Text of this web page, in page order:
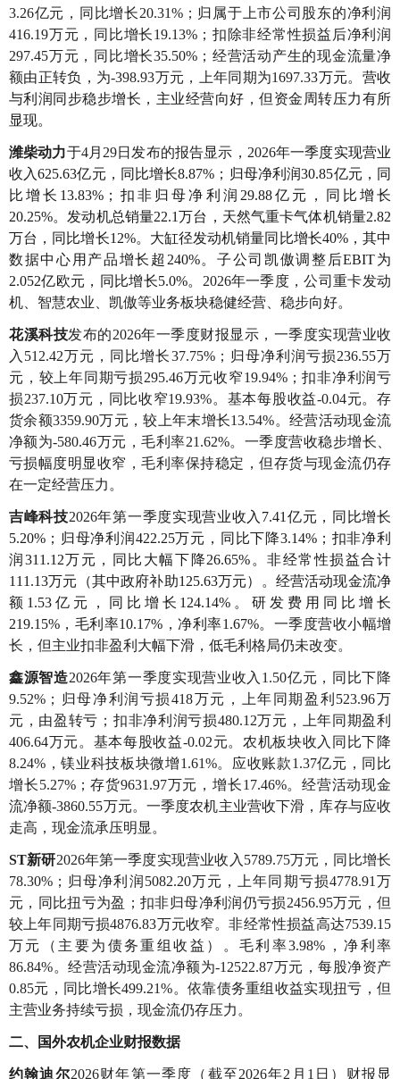
3.26亿元，同比增长20.31%；归属于上市公司股东的净利润
416.19万元，同比增长19.13%；扣除非经常性损益后净利润
297.45万元，同比增长35.50%；经营活动产生的现金流量净
额由正转负，为-398.93万元，上年同期为1697.33万元。营收
与利润同步稳步增长，主业经营向好，但资金周转压力有所
显现。
潍柴动力于4月29日发布的报告显示，2026年一季度实现营业
收入625.63亿元，同比增长8.87%；归母净利润30.85亿元，同
比增长13.83%；扣非归母净利润29.88亿元，同比增长
20.25%。发动机总销量22.1万台，天然气重卡气体机销量2.82
万台，同比增长12%。大缸径发动机销量同比增长40%，其中
数据中心用产品增长超240%。子公司凯傲调整后EBIT为
2.052亿欧元，同比增长5.0%。 2026年一季度，公司重卡发动
机、智慧农业、凯傲等业务板块稳健经营、稳步向好。
花溪科技发布的2026年一季度财报显示，一季度实现营业收
入512.42万元，同比增长37.75%；归母净利润亏损236.55万
元，较上年同期亏损295.46万元收窄19.94%；扣非净利润亏
损237.10万元，同比收窄19.93%。基本每股收益-0.04元。存
货余额3359.90万元，较上年末增长13.54%。经营活动现金流
净额为-580.46万元，毛利率21.62%。一季度营收稳步增长、
亏损幅度明显收窄，毛利率保持稳定，但存货与现金流仍存
在一定经营压力。
吉峰科技2026年第一季度实现营业收入7.41亿元，同比增长
5.20%；归母净利润422.25万元，同比下降3.14%；扣非净利
润311.12万元，同比大幅下降26.65%。非经常性损益合计
111.13万元（其中政府补助125.63万元）。经营活动现金流净
额1.53亿元，同比增长124.14%。研发费用同比增长
219.15%，毛利率10.17%，净利率1.67%。 一季度营收小幅增
长，但主业扣非盈利大幅下滑，低毛利格局仍未改变。
鑫源智造2026年第一季度实现营业收入1.50亿元，同比下降
9.52%；归母净利润亏损418万元，上年同期盈利523.96万
元，由盈转亏；扣非净利润亏损480.12万元，上年同期盈利
406.64万元。基本每股收益-0.02元。农机板块收入同比下降
8.24%，镁业科技板块微增1.61%。应收账款1.37亿元，同比
增长5.27%；存货9631.97万元，增长17.46%。经营活动现金
流净额-3860.55万元。一季度农机主业营收下滑，库存与应收
走高，现金流承压明显。
ST新研2026年第一季度实现营业收入5789.75万元，同比增长
78.30%；归母净利润5082.20万元，上年同期亏损4778.91万
元，同比扭亏为盈；扣非归母净利润仍亏损2456.95万元，但
较上年同期亏损4876.83万元收窄。非经常性损益高达7539.15
万元（主要为债务重组收益）。毛利率3.98%，净利率
86.84%。经营活动现金流净额为-12522.87万元，每股净资产
0.85元，同比增长499.21%。依靠债务重组收益实现扭亏，但
主营业务持续亏损，现金流仍存压力。
二、国外农机企业财报数据
约翰迪尔2026财年第一季度（截至2026年2月1日）财报显